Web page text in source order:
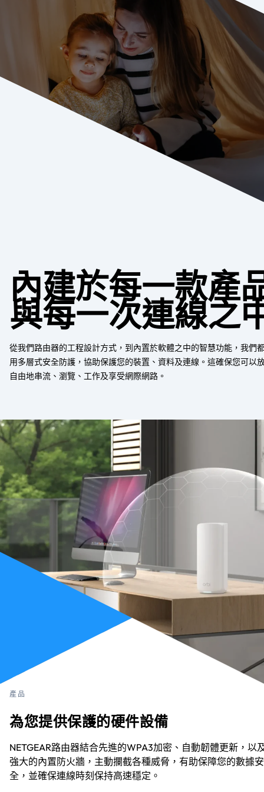
內建於每一款產
與每一次連線之
從我們路由器的工程設計方式，到內置於軟體之中的智慧功能，我們
用多層式安全防護，協助保護您的裝置、資料及連線。這確保您可以
自由地串流、瀏覽、工作及享受網際網路。
產品
為您提供保護的硬件設備
NETGEAR路由器結合先進的WPA3加密、自動韌體更新，以
強大的內置防火牆，主動攔截各種威脅，有助保障您的數據安
全，並確保連線時刻保持高速穩定。